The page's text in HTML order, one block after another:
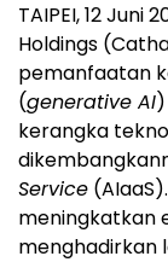
TAIPEI, 12
Holdings
pemanfaatan
(generative AI
kerangka
Service
meningkatkan
menghadirkan